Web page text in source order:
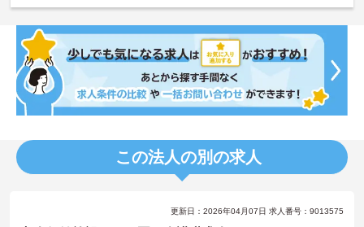
この法人の別の求人
更新日：2026年04月07日 求人番号：9013575